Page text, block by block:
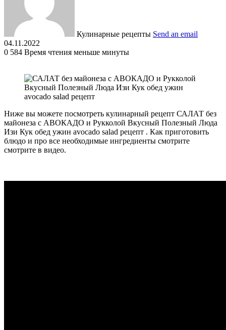
Кулинарные рецепты Send an email
04.11.2022
0 584 Время чтения меньше минуты
Ниже вы можете посмотреть кулинарный рецепт САЛАТ без
майонеза c АВОКАДО и Рукколой Вкусный Полезный Люда
Изи Кук обед ужин avocado salad рецепт . Как приготовить
блюдо и про все необходимые ингредиенты смотрите
смотрите в видео.